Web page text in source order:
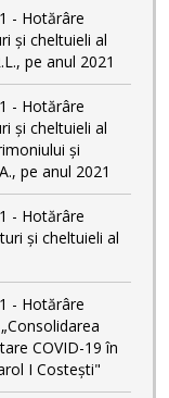
- Hotărâre
și cheltuieli al
pe anul 2021
- Hotărâre
și cheltuieli al
și
pe anul 2021
- Hotărâre
și cheltuieli al
- Hotărâre
COVID-19 în
I Costești"